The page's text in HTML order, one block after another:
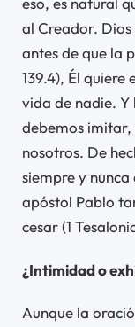
al Creador. Dios
antes de que la
139.4), Él quiere
vida de nadie. Y
debemos imitar,
nosotros. De
siempre y nunca
apóstol Pablo
cesar (1
¿Intimidad o
Aunque la